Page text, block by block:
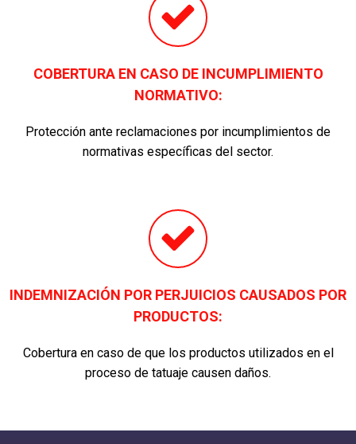
COBERTURA EN CASO DE INCUMPLIMIENTO
NORMATIVO:
Protección ante reclamaciones por incumplimientos de
normativas específicas del sector.
INDEMNIZACIÓN POR PERJUICIOS CAUSADOS POR
PRODUCTOS:
Cobertura en caso de que los productos utilizados en el
proceso de tatuaje causen daños.